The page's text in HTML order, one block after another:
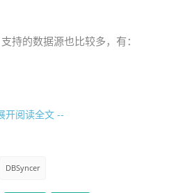
持的数据源也比较多，有：
开阅读全文 --
DBSyncer